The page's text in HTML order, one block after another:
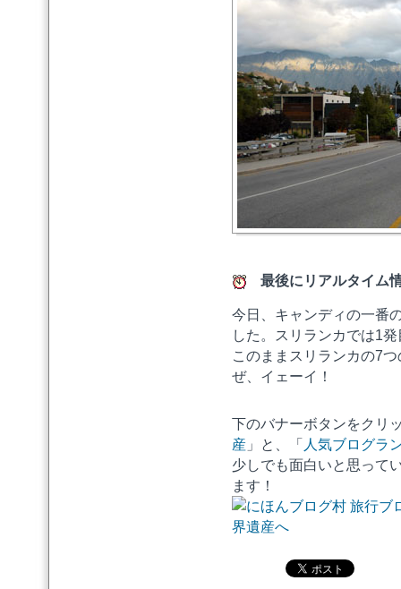
最後にリアルタイム
今日、キャンディの一番
した。スリランカでは1
このままスリランカの7
ぜ、イェーイ！
下のバナーボタンをクリ
産 」と、「 人気ブログラ
少しでも面白いと思って
ます！